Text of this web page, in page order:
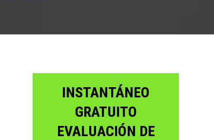
INSTANTÁNEO
GRATUITO
EVALUACIÓN DE